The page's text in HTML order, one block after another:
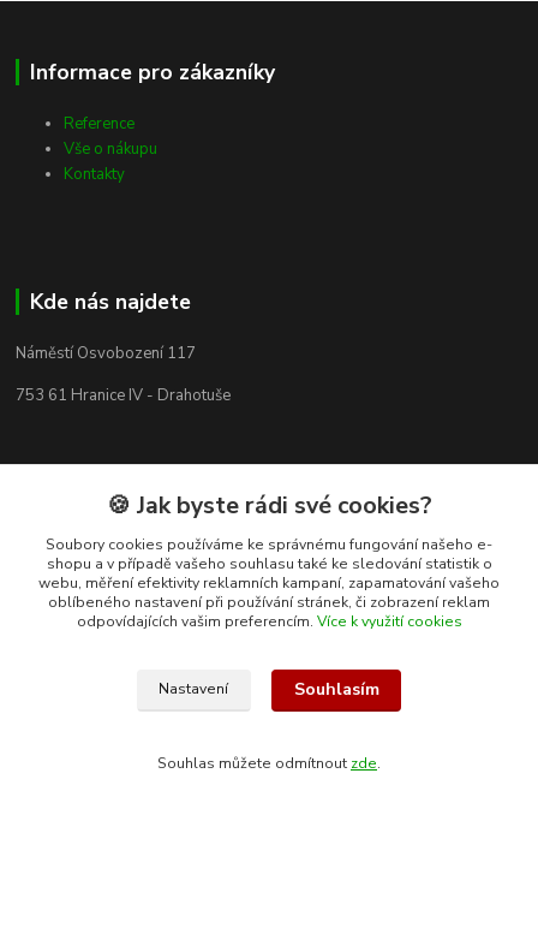
Informace pro zákazníky
Reference
Vše o nákupu
Kontakty
Kde nás najdete
Náměstí Osvobození 117
753 61 Hranice IV - Drahotuše
🍪 Jak byste rádi své cookies?
Soubory cookies používáme ke správnému fungování našeho e-
shopu a v případě vašeho souhlasu také ke sledování statistik o
webu, měření efektivity reklamních kampaní, zapamatování vašeho
oblíbeného nastavení při používání stránek, či zobrazení reklam
odpovídajících vašim preferencím. Více k využití cookies
Nastavení Souhlasím
Souhlas můžete odmítnout zde.